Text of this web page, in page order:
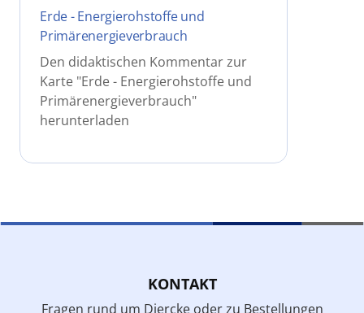
Erde - Energierohstoffe und
Primärenergieverbrauch
Den didaktischen Kommentar zur
Karte "Erde - Energierohstoffe und
Primärenergieverbrauch"
herunterladen
KONTAKT
Fragen rund um Diercke oder zu Bestellungen